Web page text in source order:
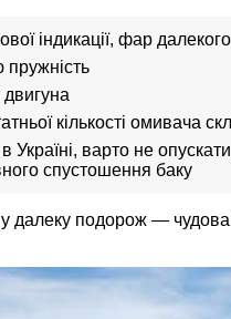
індикації, фар
пружність
двигуна
кількості омивача
в Україні, варто не
спустошення баку
далеку подорож —